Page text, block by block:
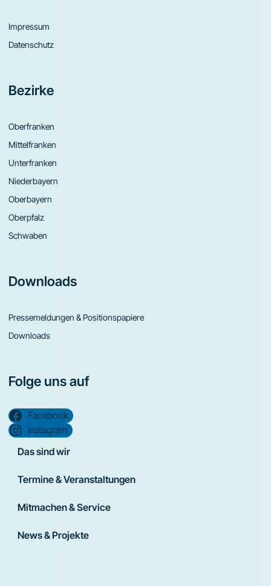
Impressum
Datenschutz
Bezirke
Oberfranken
Mittelfranken
Unterfranken
Niederbayern
Oberbayern
Oberpfalz
Schwaben
Downloads
Pressemeldungen & Positionspapiere
Downloads
Folge uns auf
Facebook
Instagram
Das sind wir
Termine & Veranstaltungen
Mitmachen & Service
News & Projekte